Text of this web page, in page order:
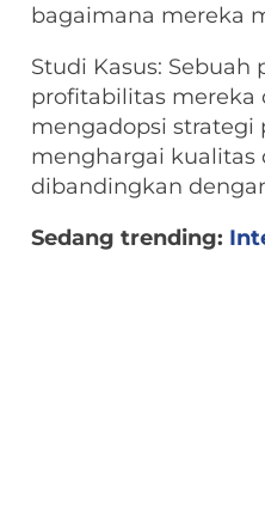
bagaimana mereka
Studi Kasus:
profitabilitas mereka
mengadopsi strategi
menghargai kualitas
dibandingkan
Sedang trending: